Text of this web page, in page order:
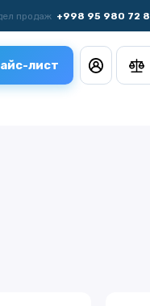
продаж +998 95 980 72
лист